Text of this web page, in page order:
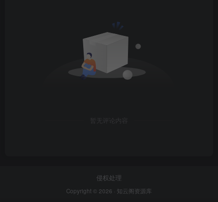
暂无评论内容
侵权处理
Copyright © 2026 · 知云阁资源库